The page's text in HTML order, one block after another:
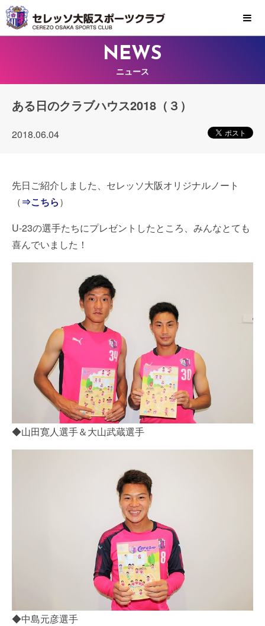
MENU
NEWS
ニュース
ある日のクラブハウス2018（３）
2018.06.04
先日ご紹介しました、セレッソ大阪オリジナルノート
（⇒こちら）
U-23の選手たちにプレゼントしたところ、みんなとても
喜んでいました！
◆山田寛人選手＆大山武蔵選手
◆中島元彦選手